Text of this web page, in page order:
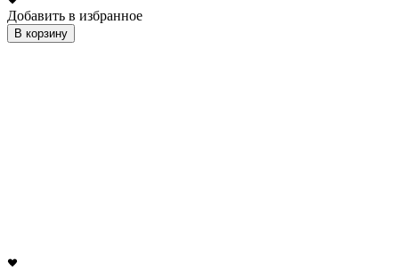
Добавить в избранное
В корзину